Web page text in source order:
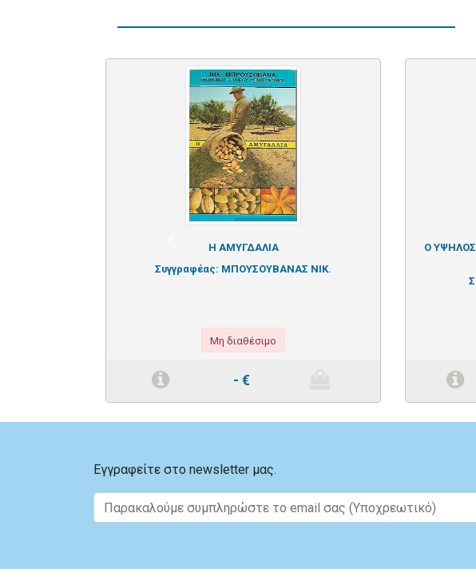
Η ΑΜΥΓΔΑΛΙΑ
Συγγραφέας: ΜΠΟΥΣΟΥΒΑΝΑΣ ΝΙΚ.
Μη διαθέσιμο
- €
Ο
Previous
Εγγραφείτε στο newsletter μας.